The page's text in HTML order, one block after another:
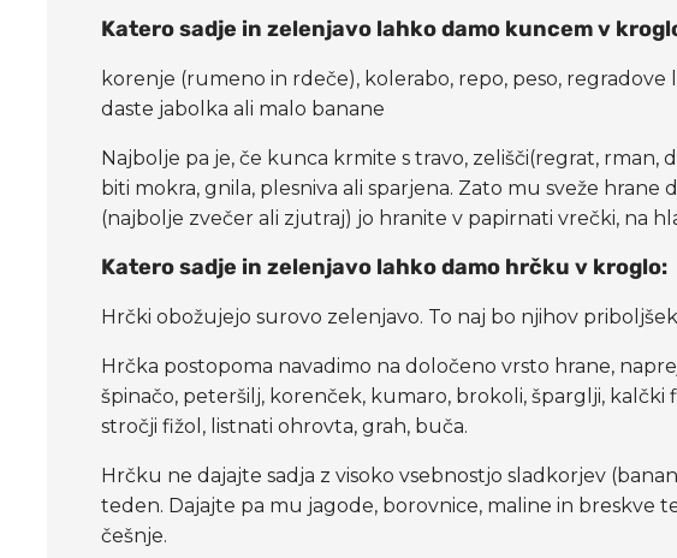
Katero sadje in zelenjavo lahko damo kuncem v
korenje (rumeno in rdeče), kolerabo, repo, peso,
daste jabolka ali malo banane
Najbolje pa je, če kunca krmite s travo, zelišči(regrat,
biti mokra, gnila, plesniva ali sparjena. Zato mu sveže
(najbolje zvečer ali zjutraj) jo hranite v papirnati vrečki, na
Katero sadje in zelenjavo lahko damo hrčku v kroglo:
Hrčki obožujejo surovo zelenjavo. To naj bo njihov
Hrčka postopoma navadimo na določeno vrsto hrane,
špinačo, peteršilj, korenček, kumaro, brokoli, šparglji,
stročji fižol, listnati ohrovta, grah, buča.
Hrčku ne dajajte sadja z visoko vsebnostjo sladkorjev
teden. Dajajte pa mu jagode, borovnice, maline in breskve
češnje.